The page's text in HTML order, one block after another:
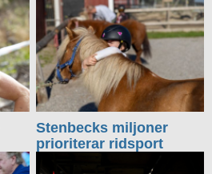
Stenbecks miljoner
prioriterar ridsport